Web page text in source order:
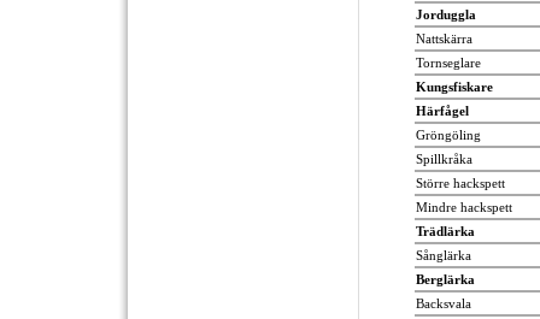
Jorduggla
Nattskärra
Tornseglare
Kungsfiskare
Härfågel
Gröngöling
Spillkråka
Större hackspett
Mindre hackspett
Trädlärka
Sånglärka
Berglärka
Backsvala